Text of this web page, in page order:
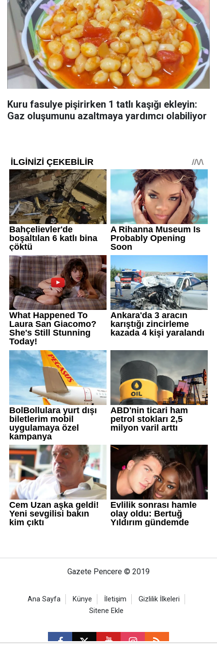
Kuru fasulye pişirirken 1 tatlı kaşığı ekleyin:
Gaz oluşumunu azaltmaya yardımcı olabiliyor
Gazete Pencere © 2019
Ana Sayfa Künye İletişim
Gizlilik İlkeleri
Sitene Ekle